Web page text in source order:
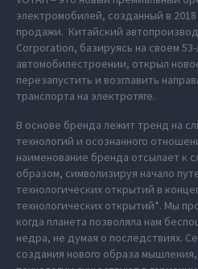
электромобилей, созданный в
продажи. Китайский
Corporation, базируясь на своем
автомобилестроении, открыл
перезапустить и возглавить
транспорта на электротяге.
В основе бренда лежит тренд на
технологий и осознанного
наименование бренда отсылает к
образом, символизируя начало
технологических открытий в
технологических открытий*. Мы
когда планета позволяла нам
недра, не думая о последствиях.
создания нового образа